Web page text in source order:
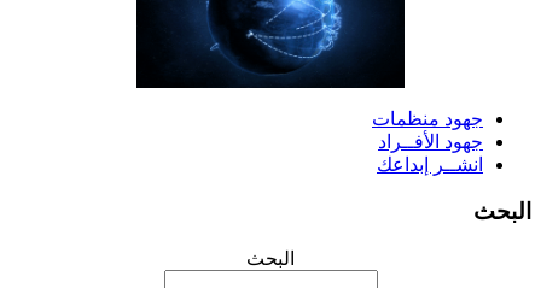
جهود منظمات
جهود الأفــراد
انشــر إبداعك
البحث